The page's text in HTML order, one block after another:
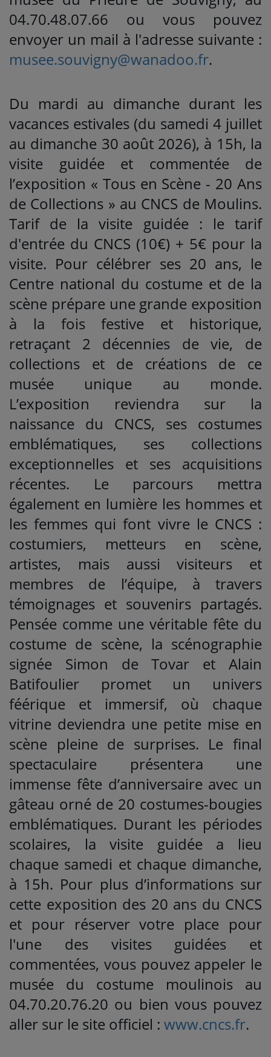
04.70.48.07.66 ou vous pouvez
envoyer un mail à l'adresse suivante :
musee.souvigny@wanadoo.fr.
Du mardi au dimanche durant les
vacances estivales (du samedi 4 juillet
au dimanche 30 août 2026), à 15h, la
visite guidée et commentée de
l’exposition « Tous en Scène - 20 Ans
de Collections » au CNCS de Moulins.
Tarif de la visite guidée : le tarif
d'entrée du CNCS (10€) + 5€ pour la
visite. Pour célébrer ses 20 ans, le
Centre national du costume et de la
scène prépare une grande exposition
à la fois festive et historique,
retraçant 2 décennies de vie, de
collections et de créations de ce
musée unique au monde.
L’exposition reviendra sur la
naissance du CNCS, ses costumes
emblématiques, ses collections
exceptionnelles et ses acquisitions
récentes. Le parcours mettra
également en lumière les hommes et
les femmes qui font vivre le CNCS :
costumiers, metteurs en scène,
artistes, mais aussi visiteurs et
membres de l’équipe, à travers
témoignages et souvenirs partagés.
Pensée comme une véritable fête du
costume de scène, la scénographie
signée Simon de Tovar et Alain
Batifoulier promet un univers
féérique et immersif, où chaque
vitrine deviendra une petite mise en
scène pleine de surprises. Le final
spectaculaire présentera une
immense fête d’anniversaire avec un
gâteau orné de 20 costumes-bougies
emblématiques. Durant les périodes
scolaires, la visite guidée a lieu
chaque samedi et chaque dimanche,
à 15h. Pour plus d’informations sur
cette exposition des 20 ans du CNCS
et pour réserver votre place pour
l'une des visites guidées et
commentées, vous pouvez appeler le
musée du costume moulinois au
04.70.20.76.20 ou bien vous pouvez
aller sur le site officiel : www.cncs.fr.